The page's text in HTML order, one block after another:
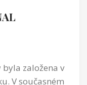
založena v
V současném